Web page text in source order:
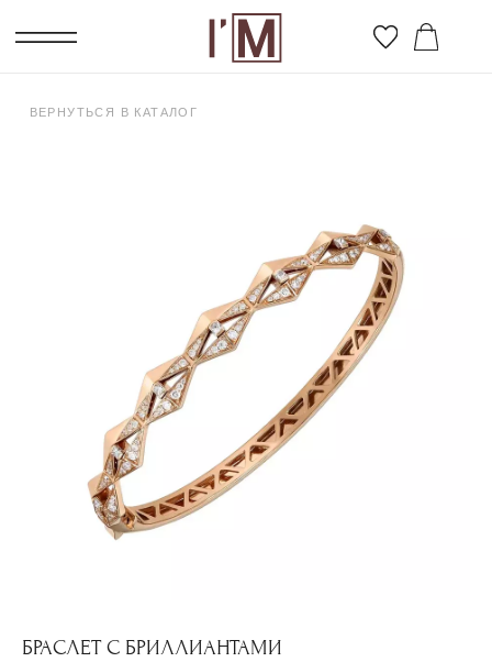
БРАСЛЕТ С БРИЛЛИАНТАМИ